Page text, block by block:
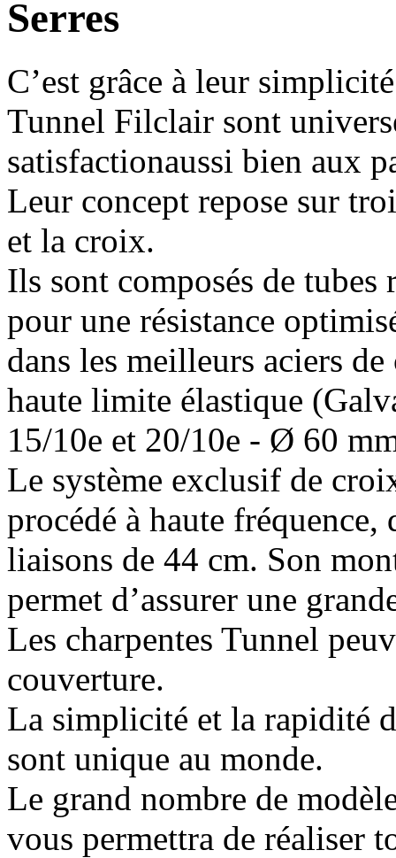
Serres
C’est grâce à leur
Tunnel Filclair sont
satisfactionaussi bien aux
Leur concept repose sur
et la croix.
Ils sont composés de
pour une résistance
dans les meilleurs aciers
haute limite élastique
15/10e et 20/10e - Ø 60
Le système exclusif de
procédé à haute fréquence,
liaisons de 44 cm. Son
permet d’assurer une
Les charpentes Tunnel
couverture.
La simplicité et la rapidité
sont unique au monde.
Le grand nombre de
vous permettra de réaliser